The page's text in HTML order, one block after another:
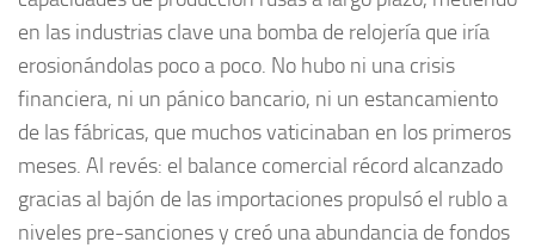
en las industrias clave una bomba de relojería que iría
erosionándolas poco a poco. No hubo ni una crisis
financiera, ni un pánico bancario, ni un estancamiento
de las fábricas, que muchos vaticinaban en los primeros
meses. Al revés: el balance comercial récord alcanzado
gracias al bajón de las importaciones propulsó el rublo a
niveles pre-sanciones y creó una abundancia de fondos